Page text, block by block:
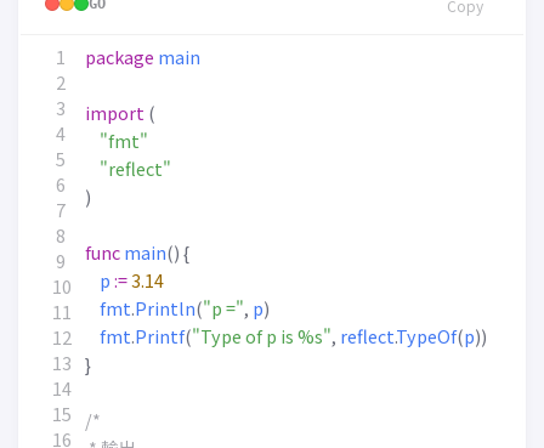
Copy
4
7
14
package main
import (
"fmt"
"reflect"
)
funcmain() {
p :=3.14
fmt.Println("p =", p)
fmt.Printf("Type of p is %s", reflect.TypeOf(p))
}